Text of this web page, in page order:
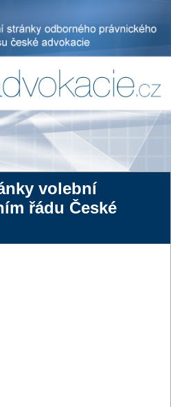
volební
řádu České